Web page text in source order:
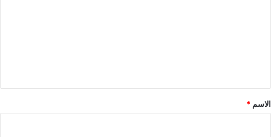
*
الاسم *